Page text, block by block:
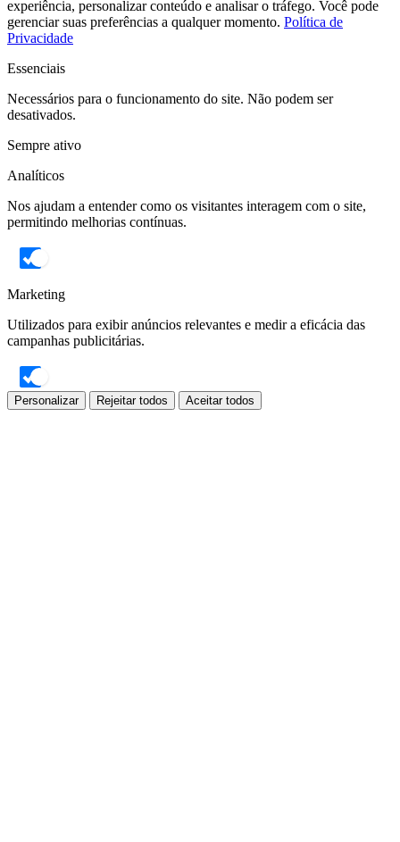
experiência, personalizar conteúdo e analisar o tráfego. Você pode
gerenciar suas preferências a qualquer momento. Política de
Privacidade
Essenciais
Necessários para o funcionamento do site. Não podem ser
desativados.
Sempre ativo
Analíticos
Nos ajudam a entender como os visitantes interagem com o site,
permitindo melhorias contínuas.
Marketing
Utilizados para exibir anúncios relevantes e medir a eficácia das
campanhas publicitárias.
Personalizar Rejeitar todos Aceitar todos